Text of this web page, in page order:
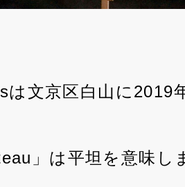
は文京区白山に2019
」は平坦を意味し